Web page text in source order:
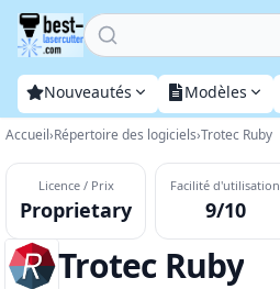
Home
Nouveautés Modèles
Accueil›Répertoire des logiciels›Trotec Ruby
Trotec Ruby
Licence / Prix
Proprietary
Facilité d'utilisation
9/10